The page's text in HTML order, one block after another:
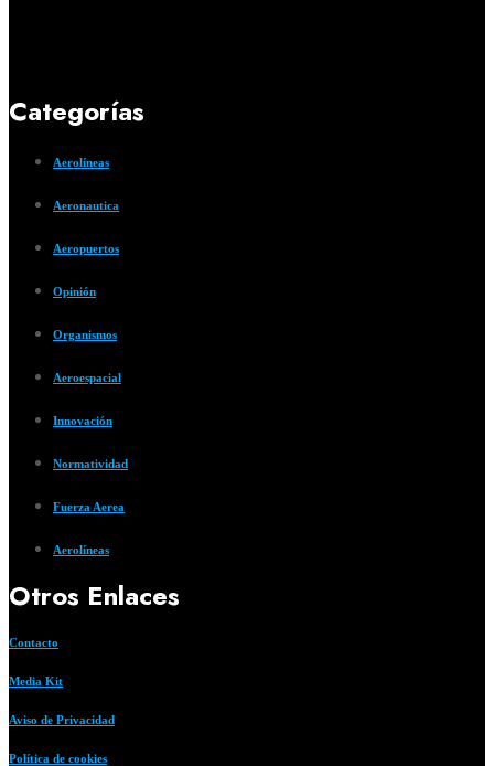
Categorías
Aerolíneas
Aeronautica
Aeropuertos
Opinión
Organismos
Aeroespacial
Innovación
Normatividad
Fuerza Aerea
Aerolíneas
Otros Enlaces
Contacto
Media Kit
Aviso de Privacidad
Política de cookies